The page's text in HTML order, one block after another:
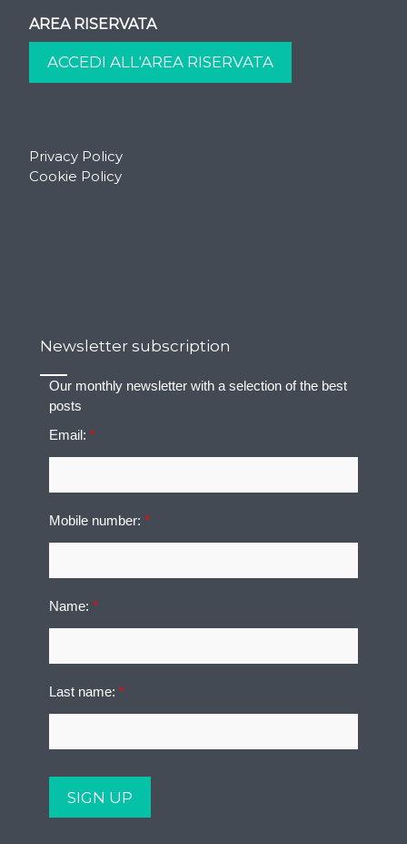
AREA RISERVATA
Privacy Policy
Cookie Policy
Newsletter subscription
Our monthly newsletter with a selection of the best
posts
Email:*
Mobile number:*
Name:*
Last name:*